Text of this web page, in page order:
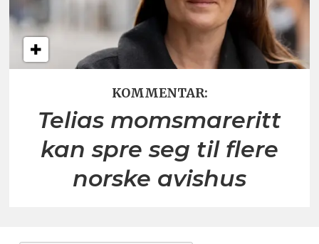
KOMMENTAR:
Telias momsmareritt
kan spre seg til flere
norske avishus